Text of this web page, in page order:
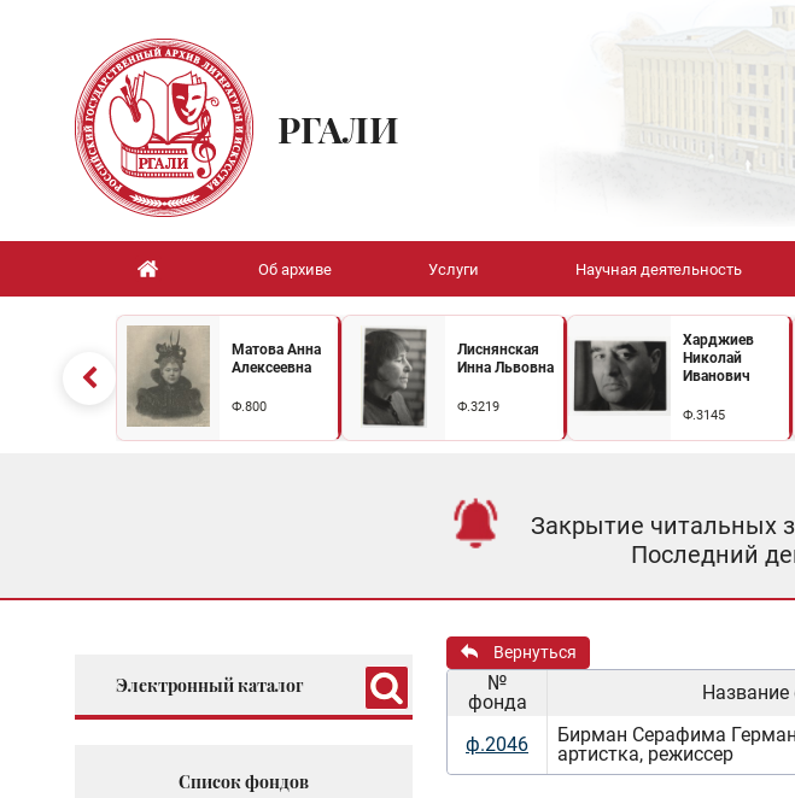
РГАЛИ
Об архиве Услуги Научная деятельность
Матова Анна
Алексеевна
Ф.800
Лиснянская
Инна Львовна
Ф.3219
Харджиев
Николай
Иванович
Ф.3145
Закрытие читальных
Последний
Электронный каталог
Список фондов
Вернуться
№
фонда
ф.2046
Бирман Серафима
артистка, режиссер